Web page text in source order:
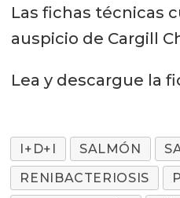
Las fichas técnicas
auspicio de Cargill
Lea y descargue la
I+D+I SALMÓN
RENIBACTERIOSIS